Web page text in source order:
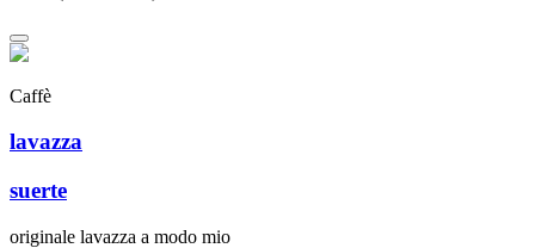
Caffè
lavazza
suerte
originale lavazza a modo mio